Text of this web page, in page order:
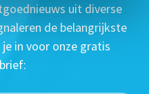
uit diverse
de belangrijkste
in voor onze gratis